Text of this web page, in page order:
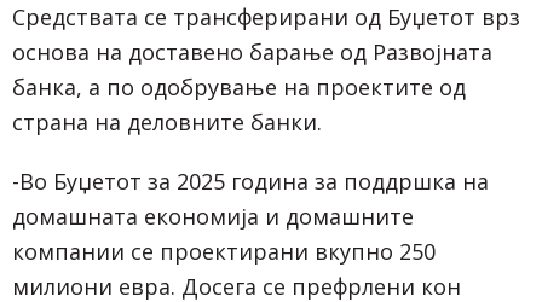
Средствата се трансферирани од Буџетот врз
основа на доставено барање од Развојната
банка, а по одобрување на проектите од
страна на деловните банки.
-Во Буџетот за 2025 година за поддршка на
домашната економија и домашните
компании се проектирани вкупно 250
милиони евра. Досега се префрлени кон